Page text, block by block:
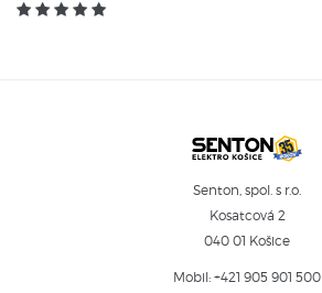
Senton, spol. s r.o.
Kosatcová 2
040 01 Košice
Mobil: +421 905 901 500